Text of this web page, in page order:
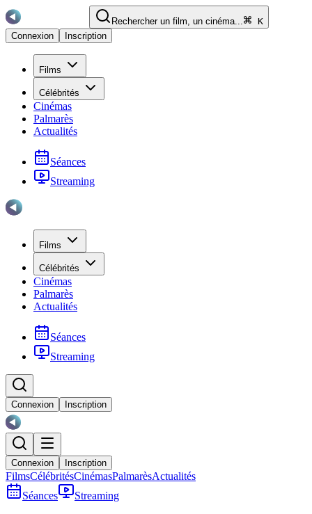
Rechercher un film, un cinéma...
K
Connexion
Inscription
Films
Célébrités
Cinémas
Palmarès
Actualités
Séances
Streaming
Films
Célébrités
Cinémas
Palmarès
Actualités
Séances
Streaming
Connexion Inscription
Connexion Inscription
FilmsCélébritésCinémasPalmarèsActualités
Séances
Streaming